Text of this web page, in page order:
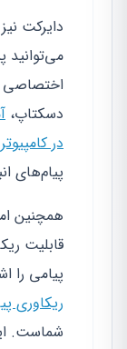
دایرکت
می‌توانید
اختصاصی
دسکتاپ،
در کامپیوتر
پیام‌های
همچنین
قابلیت
پیامی را
ریکاوری
شماست.